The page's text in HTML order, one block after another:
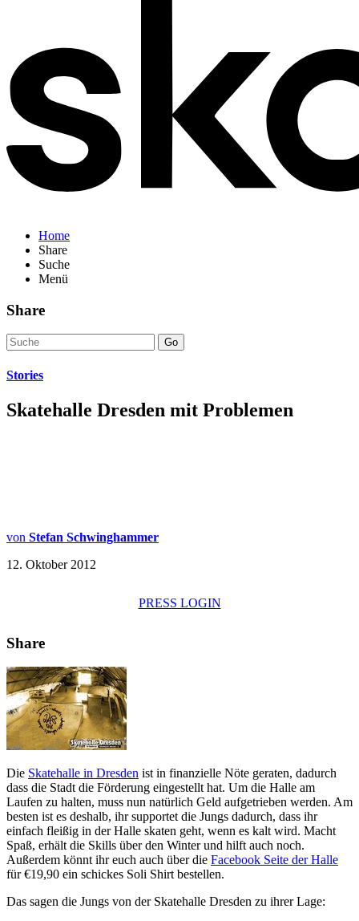
Home
Share
Suche
Menü
Share
Go
Stories
Skatehalle Dresden mit Problemen
von Stefan Schwinghammer
12. Oktober 2012
PRESS LOGIN
Share
Die Skatehalle in Dresden ist in finanzielle Nöte geraten, dadurch
dass die Stadt die Förderung eingestellt hat. Um die Halle am
Laufen zu halten, muss nun natürlich Geld aufgetrieben werden. Am
besten ist es deshalb, ihr supportet die Jungs dadurch, dass ihr
einfach fleißig in der Halle skaten geht, wenn es kalt wird. Macht
Spaß, erhält die Skills über den Winter und hilft auch noch.
Außerdem könnt ihr euch auch über die Facebook Seite der Halle
für €19,90 ein schickes Soli Shirt bestellen.
Das sagen die Jungs von der Skatehalle Dresden zu ihrer Lage: